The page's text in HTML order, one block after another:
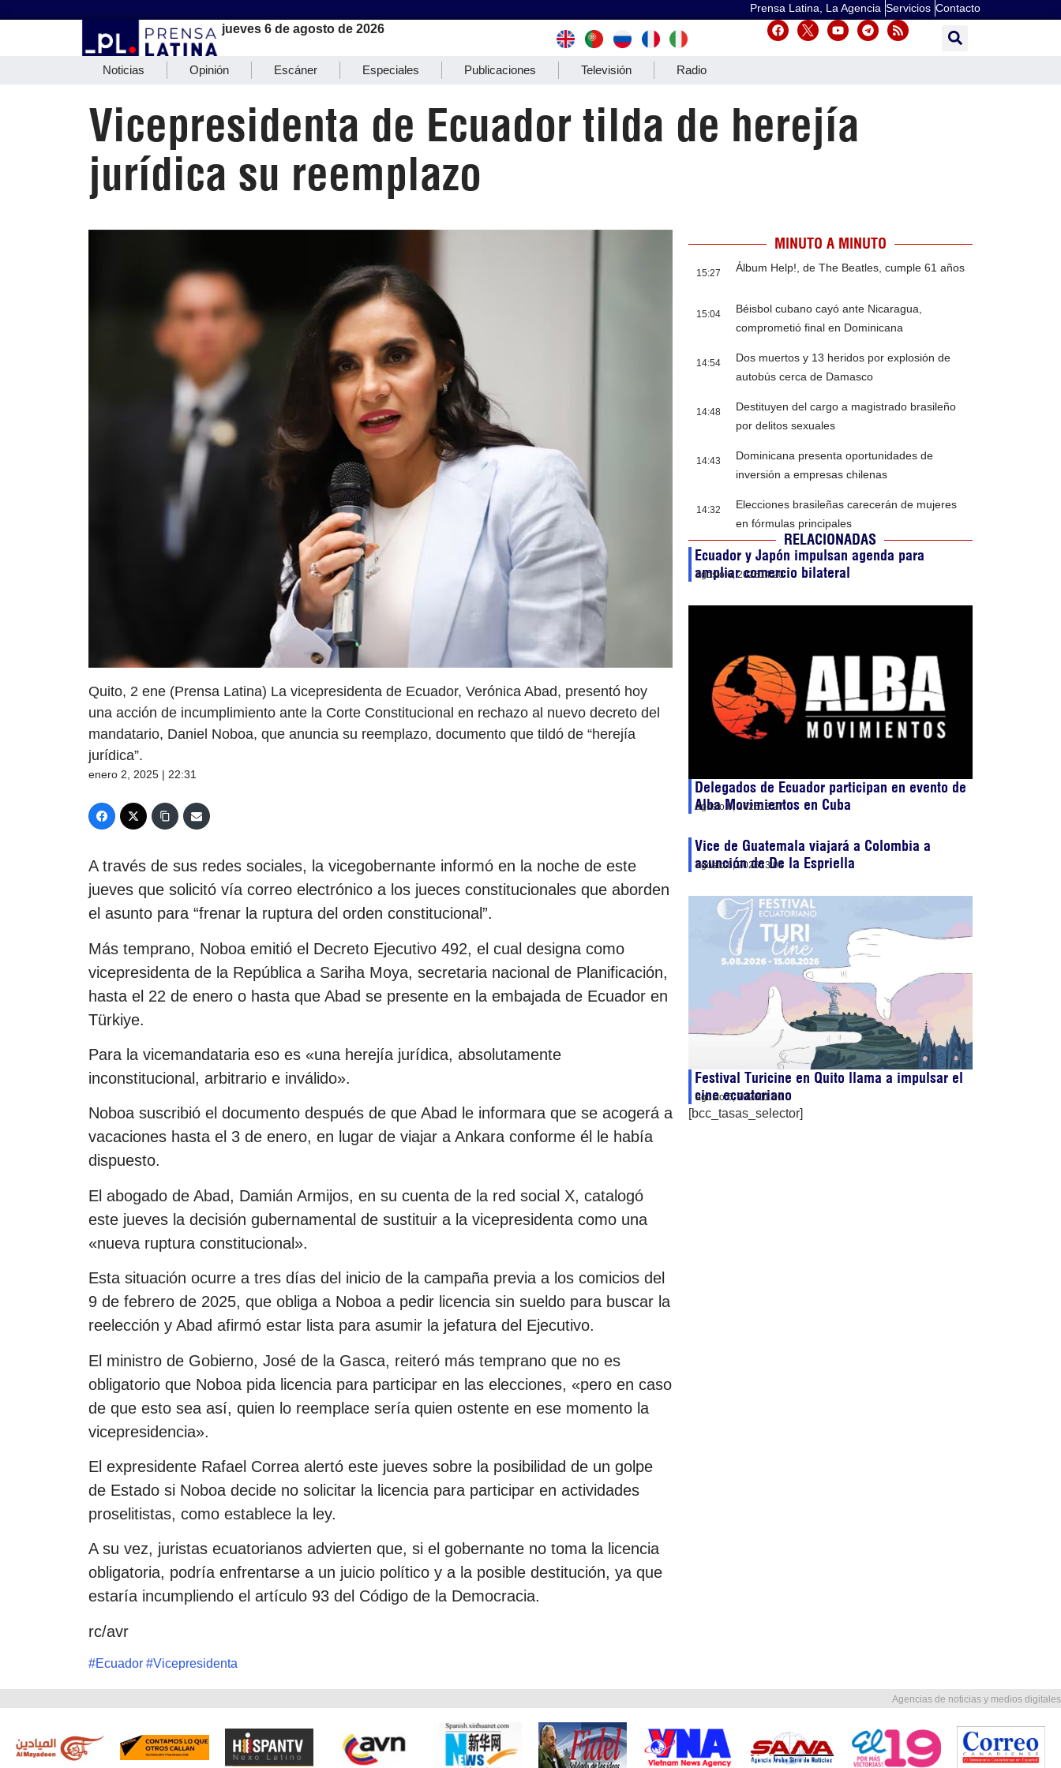
Prensa Latina, La Agencia Servicios Contacto
jueves 6 de agosto de 2026
Noticias Opinión Escáner Especiales Publicaciones Televisión Radio
Vicepresidenta de Ecuador tilda de herejía
jurídica su reemplazo
Quito, 2 ene (Prensa Latina) La vicepresidenta de Ecuador, Verónica Abad, presentó hoy
una acción de incumplimiento ante la Corte Constitucional en rechazo al nuevo decreto del
mandatario, Daniel Noboa, que anuncia su reemplazo, documento que tildó de “herejía
jurídica”.
enero 2, 2025 | 22:31
A través de sus redes sociales, la vicegobernante informó en la noche de este
jueves que solicitó vía correo electrónico a los jueces constitucionales que aborden
el asunto para “frenar la ruptura del orden constitucional”.
Más temprano, Noboa emitió el Decreto Ejecutivo 492, el cual designa como
vicepresidenta de la República a Sariha Moya, secretaria nacional de Planificación,
hasta el 22 de enero o hasta que Abad se presente en la embajada de Ecuador en
Türkiye.
Para la vicemandataria eso es «una herejía jurídica, absolutamente
inconstitucional, arbitrario e inválido».
Noboa suscribió el documento después de que Abad le informara que se acogerá a
vacaciones hasta el 3 de enero, en lugar de viajar a Ankara conforme él le había
dispuesto.
El abogado de Abad, Damián Armijos, en su cuenta de la red social X, catalogó
este jueves la decisión gubernamental de sustituir a la vicepresidenta como una
«nueva ruptura constitucional».
Esta situación ocurre a tres días del inicio de la campaña previa a los comicios del
9 de febrero de 2025, que obliga a Noboa a pedir licencia sin sueldo para buscar la
reelección y Abad afirmó estar lista para asumir la jefatura del Ejecutivo.
El ministro de Gobierno, José de la Gasca, reiteró más temprano que no es
obligatorio que Noboa pida licencia para participar en las elecciones, «pero en caso
de que esto sea así, quien lo reemplace sería quien ostente en ese momento la
vicepresidencia».
El expresidente Rafael Correa alertó este jueves sobre la posibilidad de un golpe
de Estado si Noboa decide no solicitar la licencia para participar en actividades
proselitistas, como establece la ley.
A su vez, juristas ecuatorianos advierten que, si el gobernante no toma la licencia
obligatoria, podría enfrentarse a un juicio político y a la posible destitución, ya que
estaría incumpliendo el artículo 93 del Código de la Democracia.
rc/avr
#Ecuador #Vicepresidenta
MINUTO A MINUTO
15:27 Álbum Help!, de The Beatles, cumple 61 años
15:04
Béisbol cubano cayó ante Nicaragua,
comprometió final en Dominicana
14:54
Dos muertos y 13 heridos por explosión de
autobús cerca de Damasco
14:48
Destituyen del cargo a magistrado brasileño
por delitos sexuales
14:43
Dominicana presenta oportunidades de
inversión a empresas chilenas
14:32
Elecciones brasileñas carecerán de mujeres
en fórmulas principales
RELACIONADAS
Ecuador y Japón impulsan agenda para
ampliar comercio bilateral
agosto 6, 202614:20
Delegados de Ecuador participan en evento de
Alba Movimientos en Cuba
agosto 6, 202613:27
Vice de Guatemala viajará a Colombia a
asunción de De la Espriella
agosto 6, 202613:01
Festival Turicine en Quito llama a impulsar el
cine ecuatoriano
agosto 6, 202611:00
[bcc_tasas_selector]
Agencias de noticias y medios digitales